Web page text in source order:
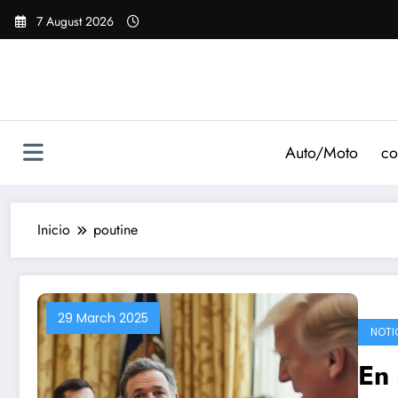
Saltar
7 August 2026
Auto/Moto
Inicio poutine
29 March 2025